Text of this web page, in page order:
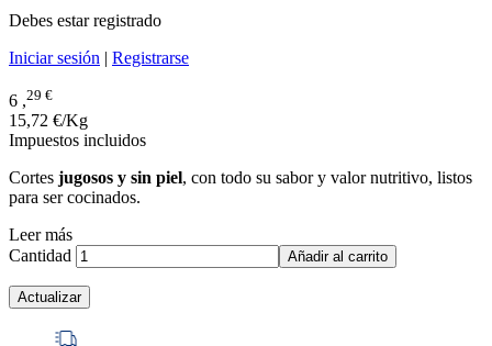
Debes estar registrado
Iniciar sesión | Registrarse
6 ,29 €
15,72 €/Kg
Impuestos incluidos
Cortes jugosos y sin piel, con todo su sabor y valor nutritivo, listos
para ser cocinados.
Leer más
Cantidad
Añadir al carrito